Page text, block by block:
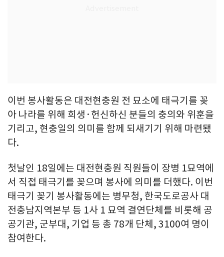
이번 봉사활동은 대전현충원 전 묘소에 태극기를 꽂
아 나라를 위해 희생·헌신하신 분들의 충의와 위훈을
기리고, 현충일의 의미를 함께 되새기기 위해 마련됐
다.
첫날인 18일에는 대전현충원 직원들이 장병 1묘역에
서 직접 태극기를 꽂으며 봉사에 의미를 더했다. 이번
태극기 꽂기 봉사활동에는 병무청, 한국도로공사 대
전충남지역본부 등 1사 1 묘역 결연단체를 비롯해 공
공기관, 군부대, 기업 등 총 78개 단체, 3100여 명이
참여한다.